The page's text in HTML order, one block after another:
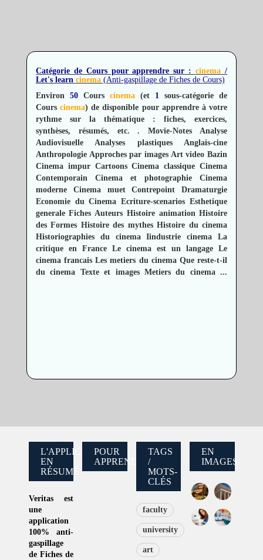
Catégorie de Cours pour apprendre sur :cinema /
Let's learn cinema(Anti-gaspillage de Fiches de Cours)
Environ 50Cours cinema(et 1
sous-catégorie de
Cours cinema) de disponible pour apprendre à votre
rythme sur la thématique : fiches, exercices,
synthèses, résumés, etc.. Movie-Notes
Analyse
Audiovisuelle
Analyses plastiques
Anglais-cine
Anthropologie Approches par images Art video Bazin
Cinema impur Cartoons Cinema classique Cinema
Contemporain
Cinema et photographie
Cinema
moderne
Cinema muet Contrepoint
Dramaturgie
Economie du Cinema Ecriture-scenarios Esthetique
generale Fiches Auteurs Histoire animation Histoire
des Formes Histoire des mythes Histoire du cinema
Historiographies du cinema
Iindustrie cinema
La
critique en France
Le cinema est un langage
Le
cinema francais Les metiers du cinema Que reste-t-il
du cinema Texte et images Metiers du cinema ...
L'APPLICATION
EN
RÉSUMÉ
Veritasest
une
application
100% anti-
gaspillage
de Fiches de
POUR
APPRENDRE
TAGS
/
MOTS-
CLÉS
faculty
university
art
EN
IMAGES